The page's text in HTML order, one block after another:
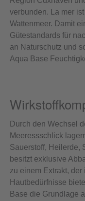
verbunden. La mer
Wattenmeer. Damit
Gütestandards für
an Naturschutz und
Aqua Base
Durch den Wechsel
Meeressschlick
Sauerstoff, Heilerde,
besitzt exklusive
zu einem Extrakt,
Hautbedürfnisse
Base die Grundlage